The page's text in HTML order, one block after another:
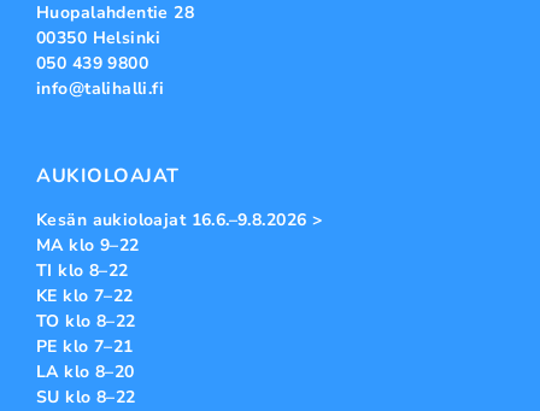
Huopalahdentie 28
00350 Helsinki
050 439 9800
info@talihalli.fi
AUKIOLOAJAT
Kesän aukioloajat 16.6.–9.8.2026 >
MA klo 9–22
TI klo 8–22
KE klo 7–22
TO klo 8–22
PE klo 7–21
LA klo 8–20
SU klo 8–22